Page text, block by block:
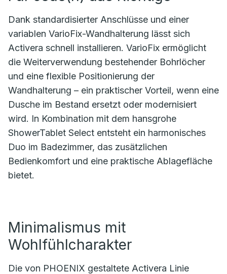
Dank standardisierter Anschlüsse und einer
variablen VarioFix-Wandhalterung lässt sich
Activera schnell installieren. VarioFix ermöglicht
die Weiterverwendung bestehender Bohrlöcher
und eine flexible Positionierung der
Wandhalterung – ein praktischer Vorteil, wenn eine
Dusche im Bestand ersetzt oder modernisiert
wird. In Kombination mit dem hansgrohe
ShowerTablet Select entsteht ein harmonisches
Duo im Badezimmer, das zusätzlichen
Bedienkomfort und eine praktische Ablagefläche
bietet.
Minimalismus mit
Wohlfühlcharakter
Die von PHOENIX gestaltete Activera Linie